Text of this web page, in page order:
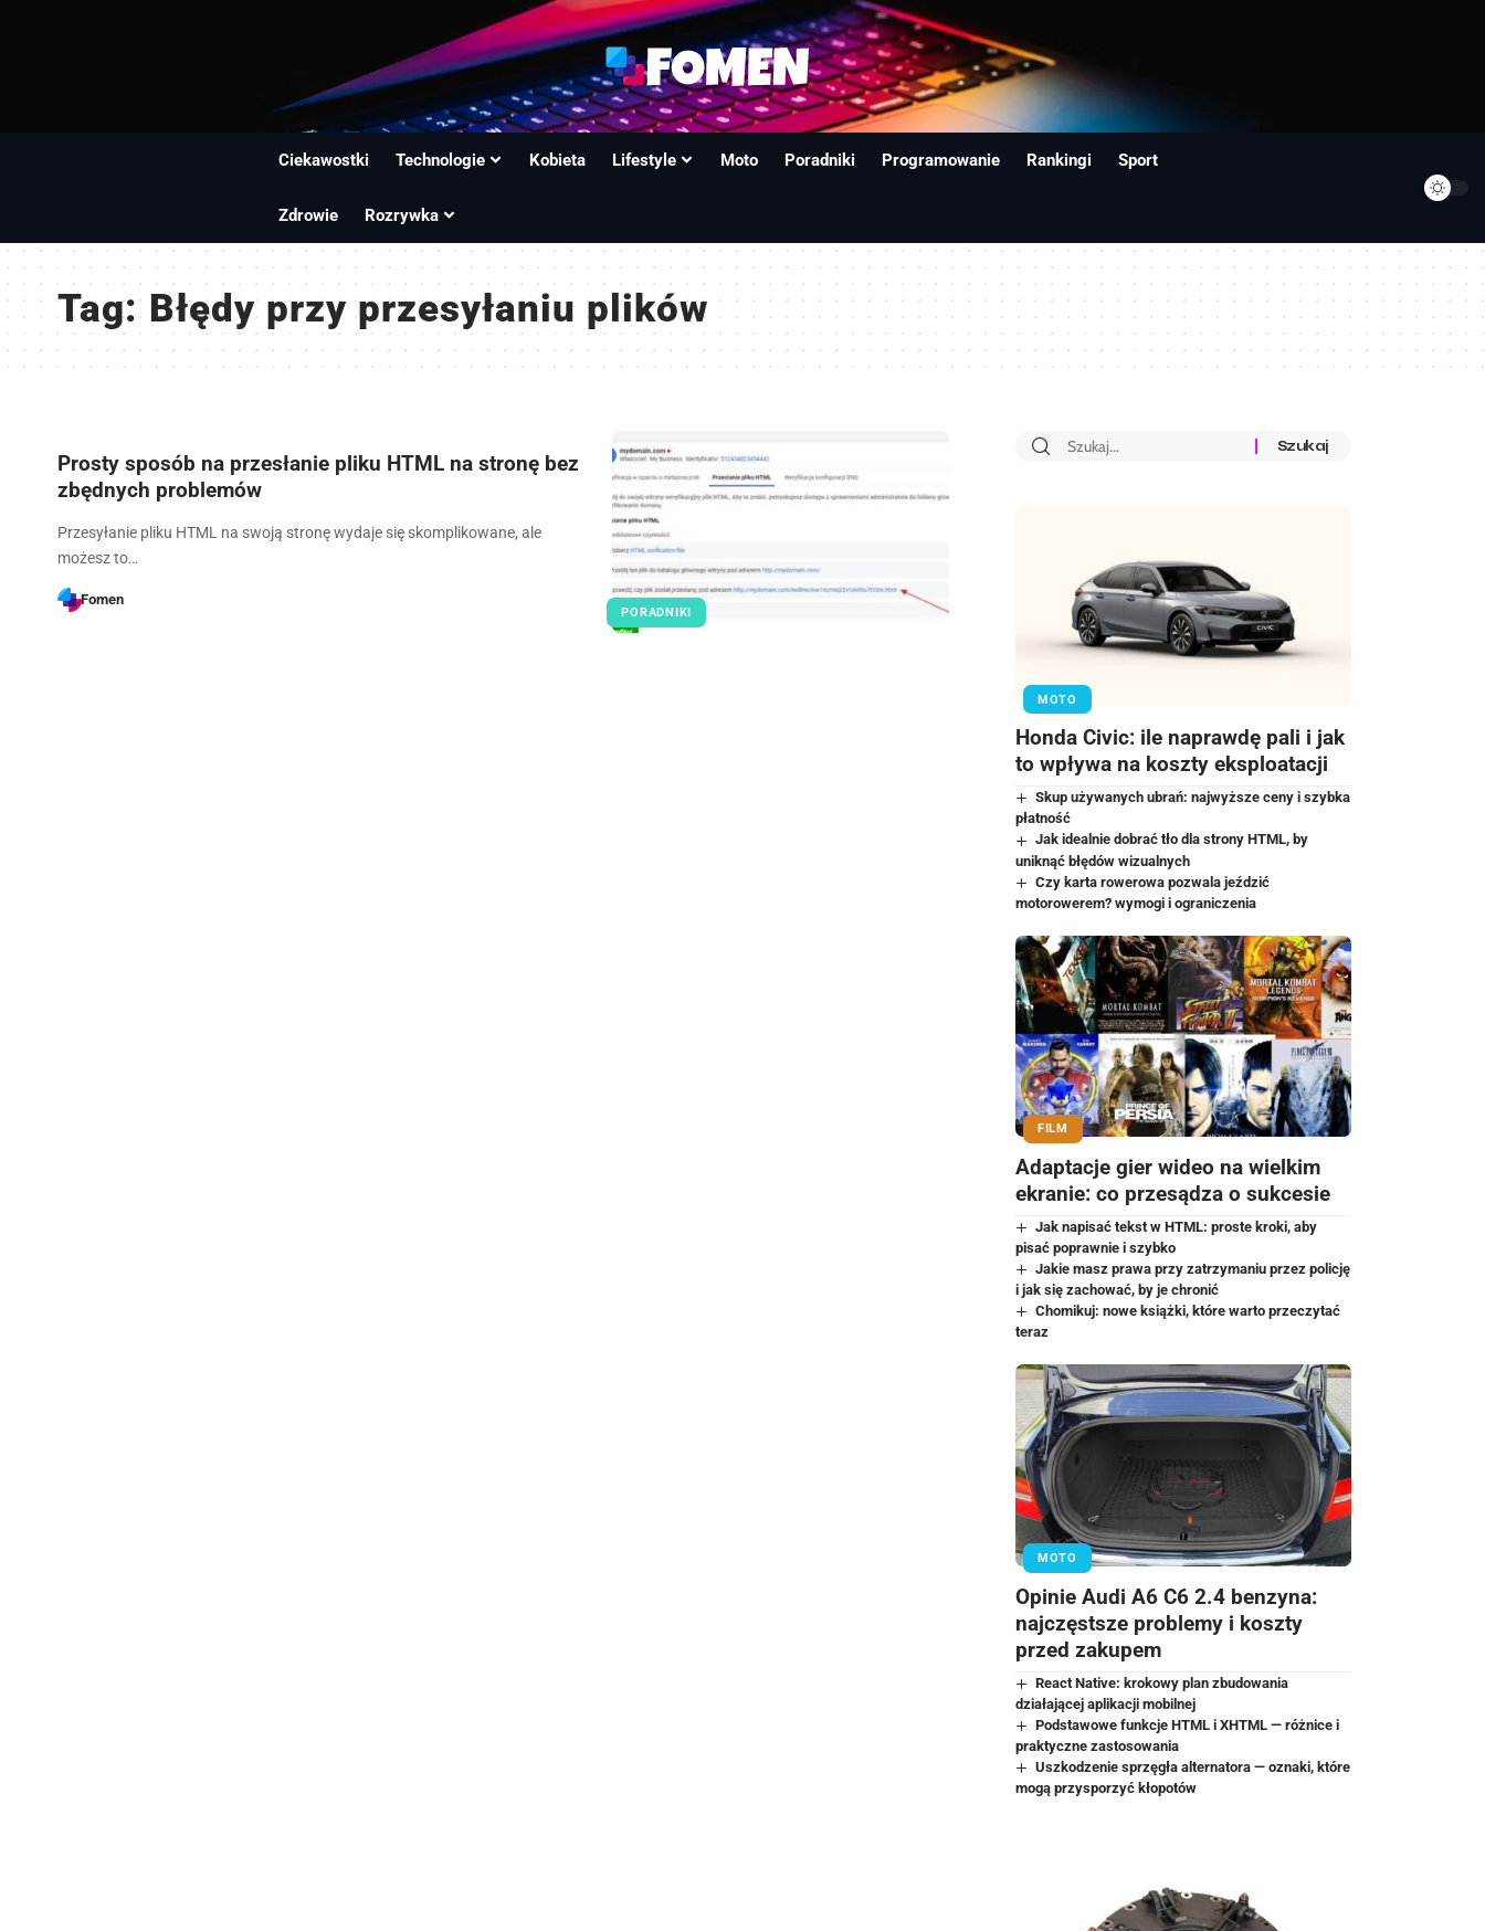
Ciekawostki Technologie Kobieta Lifestyle Moto Poradniki Programowanie Rankingi Sport
Zdrowie Rozrywka
Tag:Błędy przy przesyłaniu plików
PORADNIKI
Prosty sposób na przesłanie pliku HTML na stronę bez
zbędnych problemów
Przesyłanie pliku HTML na swoją stronę wydaje się skomplikowane, ale
możesz to…
Fomen
MOTO
Honda Civic: ile naprawdę pali i jak
to wpływa na koszty eksploatacji
Skup używanych ubrań: najwyższe ceny i szybka
płatność
Jak idealnie dobrać tło dla strony HTML, by
uniknąć błędów wizualnych
Czy karta rowerowa pozwala jeździć
motorowerem? wymogi i ograniczenia
FILM
Adaptacje gier wideo na wielkim
ekranie: co przesądza o sukcesie
Jak napisać tekst w HTML: proste kroki, aby
pisać poprawnie i szybko
Jakie masz prawa przy zatrzymaniu przez policję
i jak się zachować, by je chronić
Chomikuj: nowe książki, które warto przeczytać
teraz
MOTO
Opinie Audi A6 C6 2.4 benzyna:
najczęstsze problemy i koszty
przed zakupem
React Native: krokowy plan zbudowania
działającej aplikacji mobilnej
Podstawowe funkcje HTML i XHTML — różnice i
praktyczne zastosowania
Uszkodzenie sprzęgła alternatora — oznaki, które
mogą przysporzyć kłopotów